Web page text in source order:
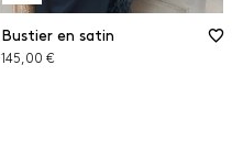
Bustier en satin
145,00 €